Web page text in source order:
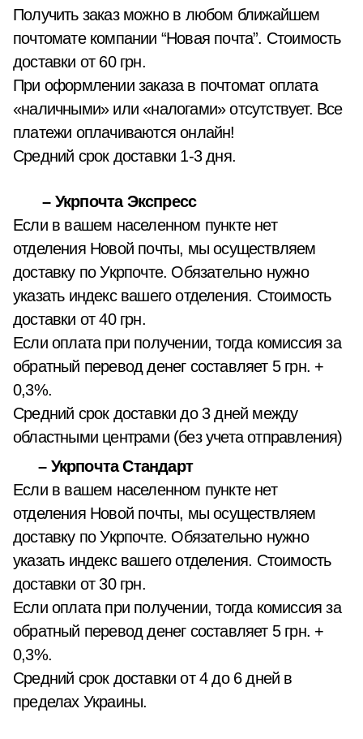
Получить заказ можно в любом ближайшем
почтомате компании “Новая почта”. Стоимость
доставки от 60 грн.
При оформлении заказа в почтомат оплата
«наличными» или «налогами» отсутствует. Все
платежи оплачиваются онлайн!
Средний срок доставки 1-3 дня.
– Укрпочта Экспресс
Если в вашем населенном пункте нет
отделения Новой почты, мы осуществляем
доставку по Укрпочте. Обязательно нужно
указать индекс вашего отделения. Стоимость
доставки от 40 грн.
Если оплата при получении, тогда комиссия за
обратный перевод денег составляет 5 грн. +
0,3%.
Средний срок доставки до 3 дней между
областными центрами (без учета отправления)
– Укрпочта Стандарт
Если в вашем населенном пункте нет
отделения Новой почты, мы осуществляем
доставку по Укрпочте. Обязательно нужно
указать индекс вашего отделения. Стоимость
доставки от 30 грн.
Если оплата при получении, тогда комиссия за
обратный перевод денег составляет 5 грн. +
0,3%.
Средний срок доставки от 4 до 6 дней в
пределах Украины.